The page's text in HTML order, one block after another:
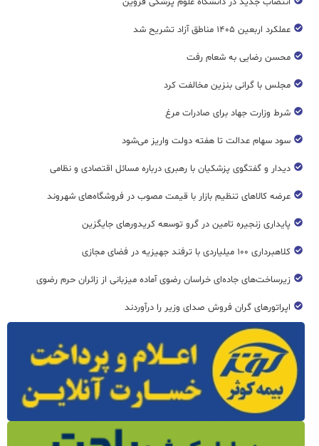
عملکرد اربعین ۱۴۰۵ مناطق آزاد تشریح شد
محسن رضایی به شعام رفت
مجلس با گرانی بنزین مخالفت کرد
شرط وزارت جهاد برای صادرات مرغ
سود سهام عدالت تا هفته دولت واریز می‌شود
دیدار و گفتگوی پزشکیان با رهبری درباره مسائل اقتصادی و نظامی
عرضه کالاهای تنظیم بازار با قیمت مصوب در فروشگاه‌های شهروند
پایداری زنجیره تامین در گرو توسعه کریدورهای جایگزین
کلاهبرداری ۱۰۰ میلیاردی با ترفند جهیزیه در فضای مجازی
زیرساخت‌های جاده‌ای خراسان رضوی آماده میزبانی از زائران حرم رضوی
اپراتورهای گران فروش صدای وزیر را درآوردند